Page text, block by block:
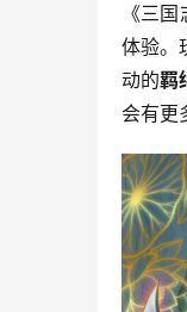
《三
体验。
动的羁
会有更